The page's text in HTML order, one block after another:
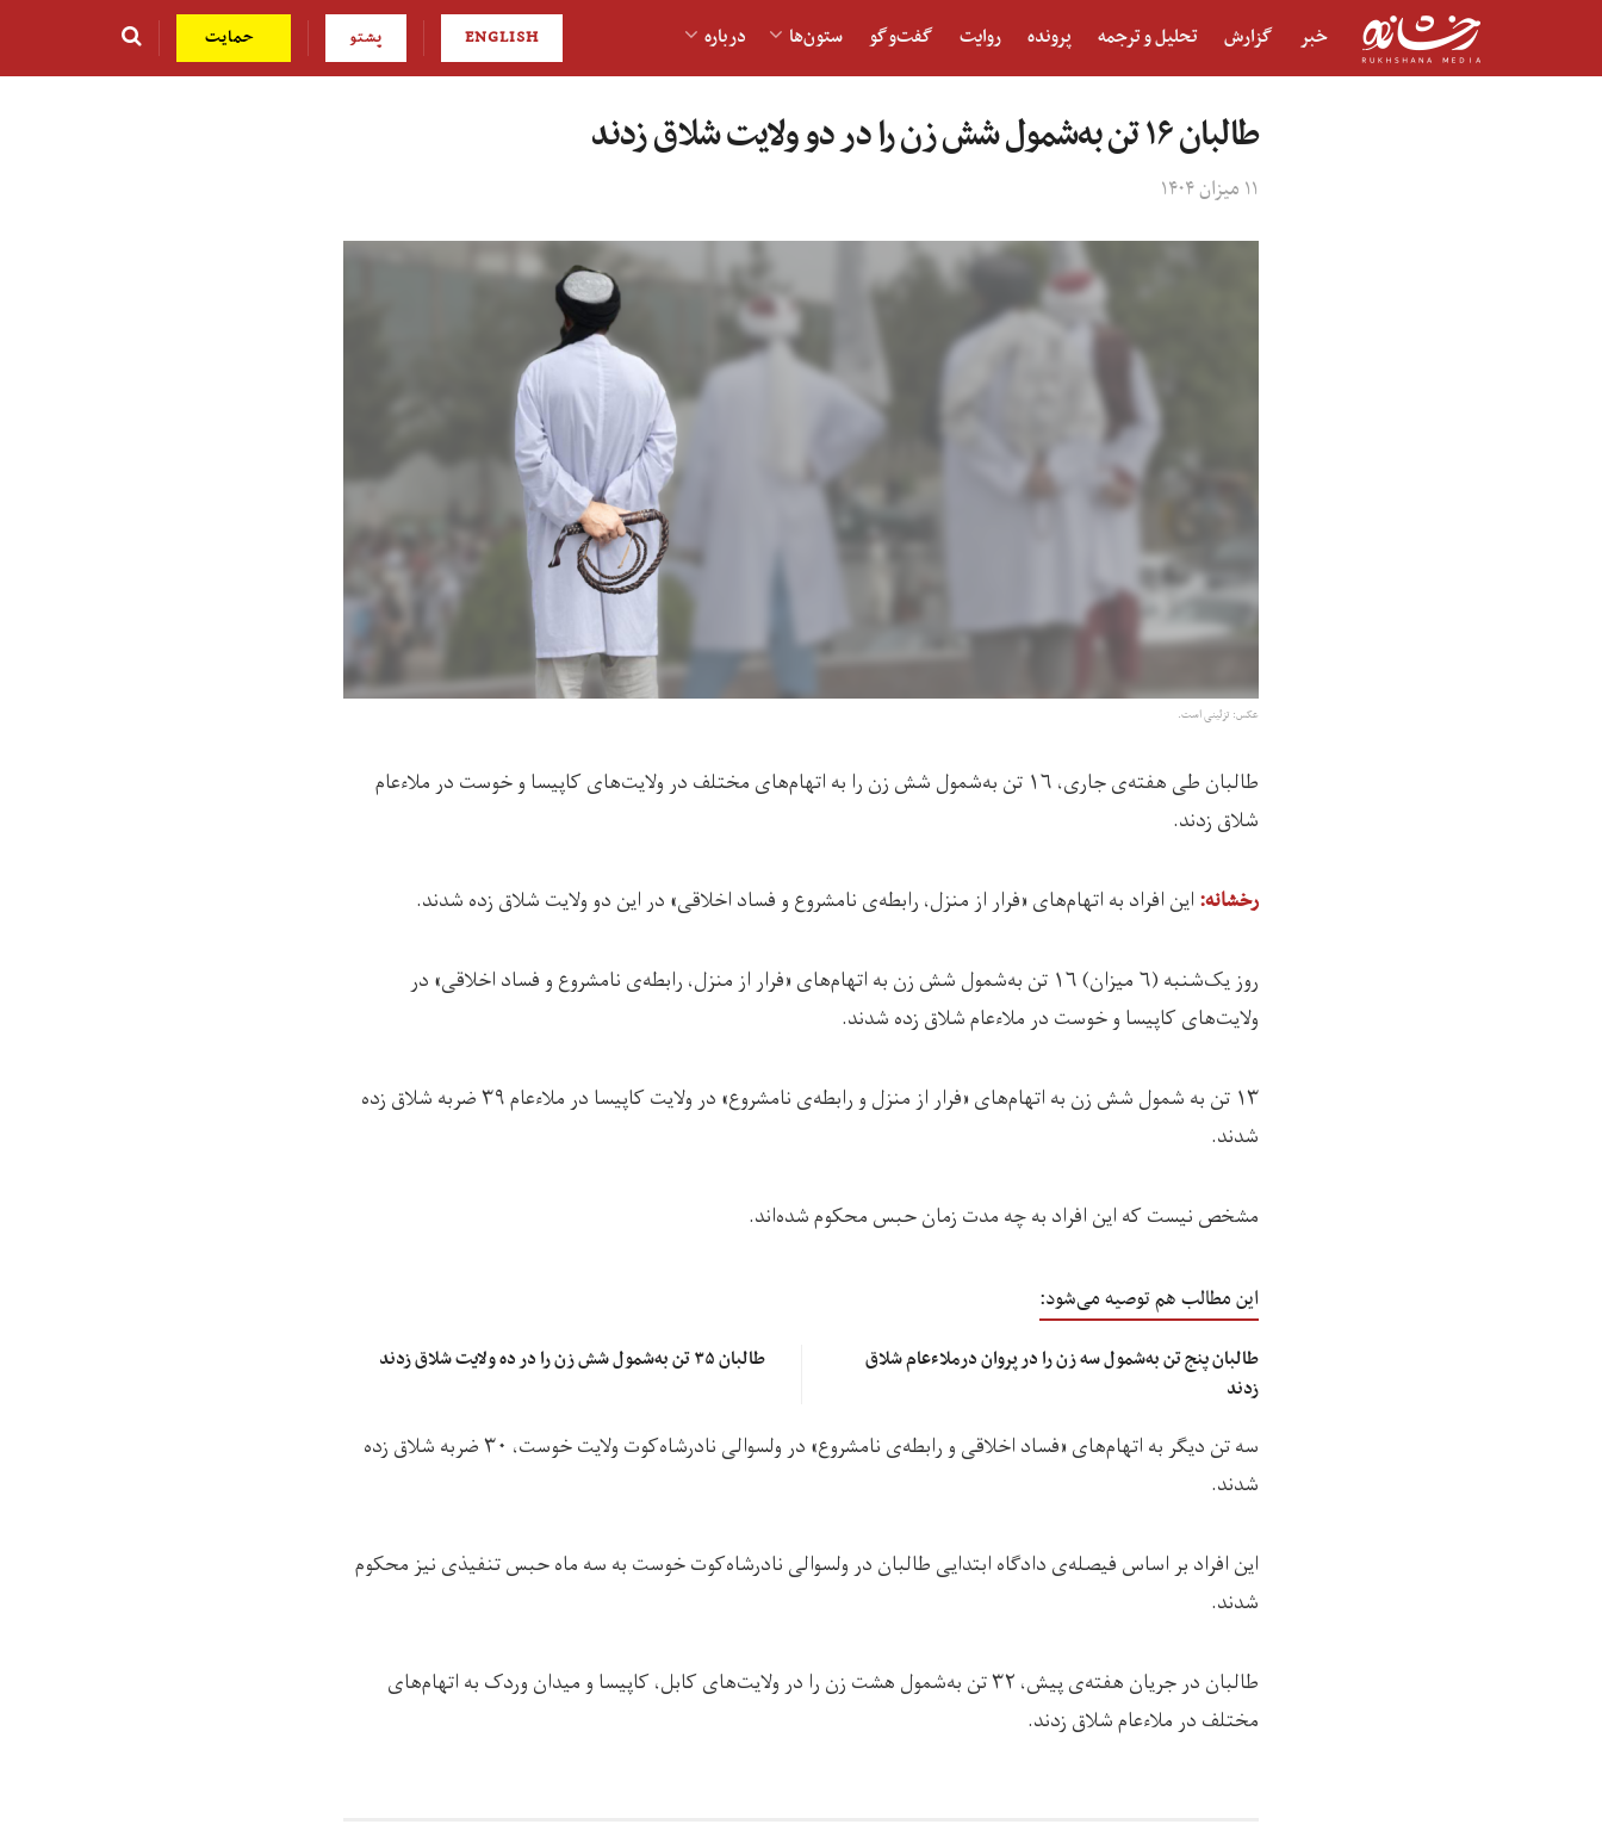
خبر گزارش تحلیل و ترجمه پرونده روایت گفت‌و‎گو ستون‌ها درباره ENGLISH پشتو حمایت
طالبان ۱۶ تن به‌شمول شش زن را در دو ولایت شلاق زدند
۱۱ میزان ۱۴۰۴
عکس: تزئینی است.
طالبان طی هفته‌ی جاری، ۱۶ تن به‌شمول شش زن را به اتهام‌های مختلف در ولایت‌های کاپیسا و خوست در ملاءعام
شلاق زدند.
رخشانه: اين افراد به اتهام‌های «فرار از منزل، رابطه‌ی نامشروع و فساد اخلاقی» در این دو ولایت شلاق زده شدند.
روز یک‌شنبه (۶ میزان) ۱۶ تن به‌شمول شش زن به اتهام‌های «فرار از منزل، رابطه‌ی نامشروع و فساد اخلاقی» در
ولایت‌های کاپیسا و خوست در ملاءعام شلاق زده شدند.
۱۳ تن به شمول شش زن به اتهام‌های «فرار از منزل و رابطه‌ی نامشروع» در ولایت کاپیسا در ملاءعام ۳۹ ضربه شلاق زده
شدند.
مشخص نیست که این افراد به چه مدت زمان حبس محکوم شده‌اند.
این مطالب هم توصیه می‌شود:
طالبان پنج تن به‌شمول سه زن را در پروان درملاءعام شلاق
زدند
طالبان ۳۵ تن به‌شمول شش زن را در ده ولایت شلاق زدند
سه تن دیگر به اتهام‌های «فساد اخلاقی و رابطه‌ی نامشروع» در ولسوالی نادرشاه‌کوت ولايت خوست، ۳۰ ضربه شلاق زده
شدند.
این افراد بر اساس فيصله‌ی دادگاه ابتدایی طالبان در ولسوالی نادرشاه‌کوت خوست به سه ماه حبس تنفيذی نیز محکوم
شدند.
طالبان در جریان هفته‌ی پیش، ۳۲ تن به‌شمول هشت زن را در ولایت‌های کابل، کاپیسا و میدان وردک به اتهام‌های
مختلف در ملاءعام شلاق زدند.